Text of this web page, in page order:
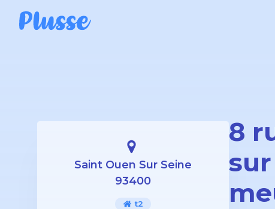
Saint Ouen Sur Seine
93400
t2
8
sur